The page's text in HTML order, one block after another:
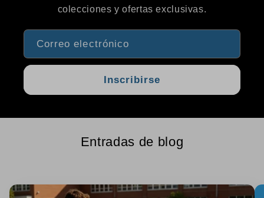
colecciones y ofertas exclusivas.
Correo electrónico
Inscribirse
Entradas de blog